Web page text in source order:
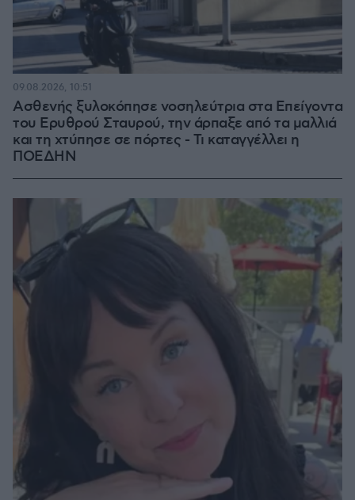
Ασθενής ξυλοκόπησε νοσηλεύτρια στα Επείγοντα
του Ερυθρού Σταυρού, την άρπαξε από τα μαλλιά
και τη χτύπησε σε πόρτες - Τι καταγγέλλει η
ΠΟΕΔΗΝ
09.08.2026, 10:51